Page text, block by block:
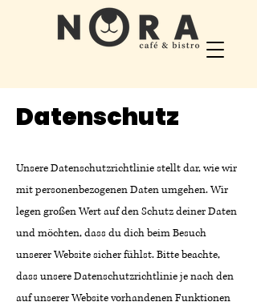
Datenschutz
Unsere Datenschutzrichtlinie stellt dar, wie wir
mit personenbezogenen Daten umgehen. Wir
legen großen Wert auf den Schutz deiner Daten
und möchten, dass du dich beim Besuch
unserer Website sicher fühlst. Bitte beachte,
dass unsere Datenschutzrichtlinie je nach den
auf unserer Website vorhandenen Funktionen